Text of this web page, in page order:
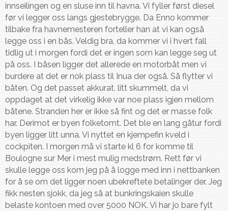
innseilingen og en sluse inn til havna. Vi fyller først diesel
før vi legger oss langs gjestebrygge. Da Enno kommer
tilbake fra havnemesteren forteller han at vi kan også
legge oss i en bås. Veldig bra, da kommer vi i hvert fall
tidlig ut i morgen fordi det er ingen som kan legge seg ut
på oss. I båsen ligger det allerede en motorbåt men vi
burdere at det er nok plass til Inua der også. Så flytter vi
båten. Og det passet akkurat, litt skummelt, da vi
oppdaget at det virkelig ikke var noe plass igjen mellom
båtene. Stranden her er ikke så fint og det er masse folk
har. Derimot er byen folketomt. Det ble en lang gåtur fordi
byen ligger litt unna. Vi nyttet en kjempefin kveld i
cockpiten. I morgen må vi starte kl 6 for komme til
Boulogne sur Mer i mest mulig medstrøm. Rett før vi
skulle legge oss kom jeg på å logge med inn i nettbanken
for å se om det ligger noen ubekreftete betalinger der. Jeg
fikk nesten sjokk, da jeg så at bunkringskaien skulle
belaste kontoen med over 5000 NOK. Vi har jo bare fylt